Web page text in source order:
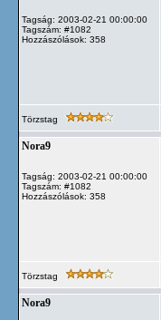
Tagság: 2003-02-21 00:00:00
Tagszám: #1082
Hozzászólások: 358
Törzstag
Nora9
Tagság: 2003-02-21 00:00:00
Tagszám: #1082
Hozzászólások: 358
Törzstag
Nora9